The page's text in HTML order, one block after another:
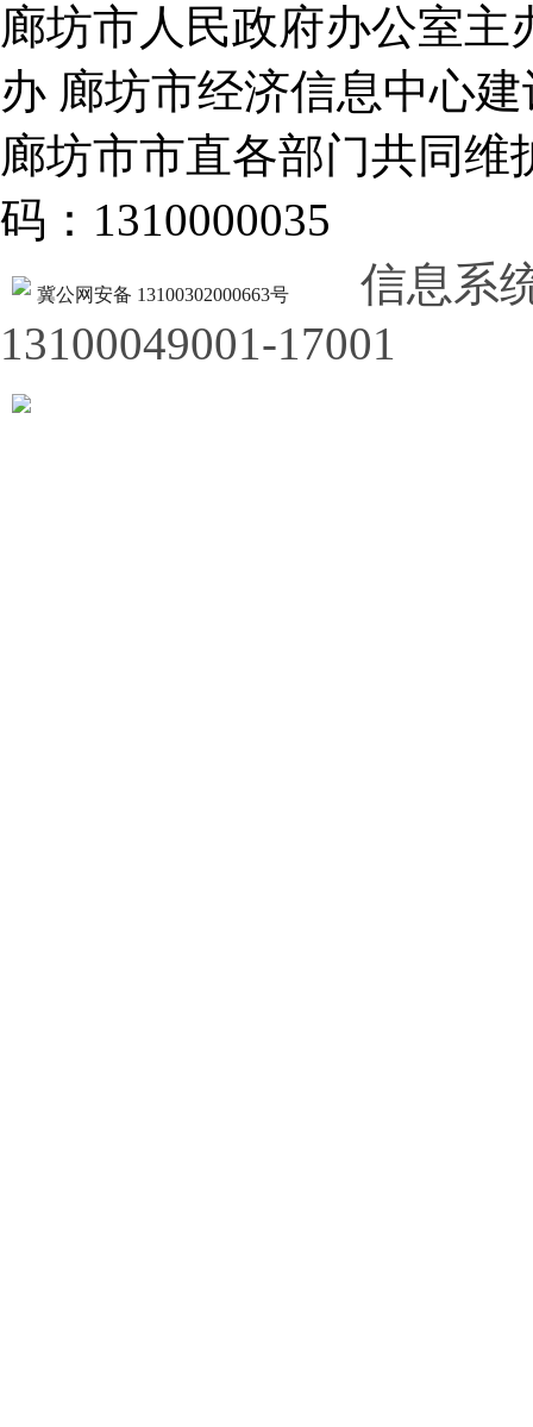
廊坊市人民政府办公室
办 廊坊市经济信息中心建
廊坊市市直各部门共同
码：1310000035
冀公网安备 13100302000663号
信息系
13100049001-17001